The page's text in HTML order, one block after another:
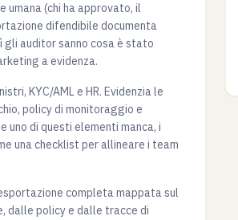
umana (chi ha approvato, il
difendibile documenta
gli auditor sanno cosa è stato
a evidenza.
KYC/AML e HR. Evidenzia le
policy di monitoraggio e
uno di questi elementi manca, i
una checklist per allineare i team
completa mappata sul
dalle policy e dalle tracce di